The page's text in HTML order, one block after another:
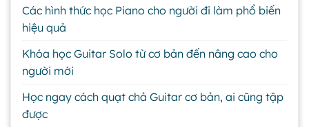
Các hình thức học Piano cho người đi làm phổ biến
hiệu quả
Khóa học Guitar Solo từ cơ bản đến nâng cao cho
người mới
Học ngay cách quạt chả Guitar cơ bản, ai cũng tập
được